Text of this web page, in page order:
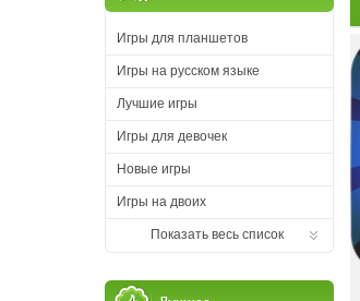
Игры для планшетов
Игры на русском языке
Лучшие игры
Игры для девочек
Новые игры
Игры на двоих
Показать весь список